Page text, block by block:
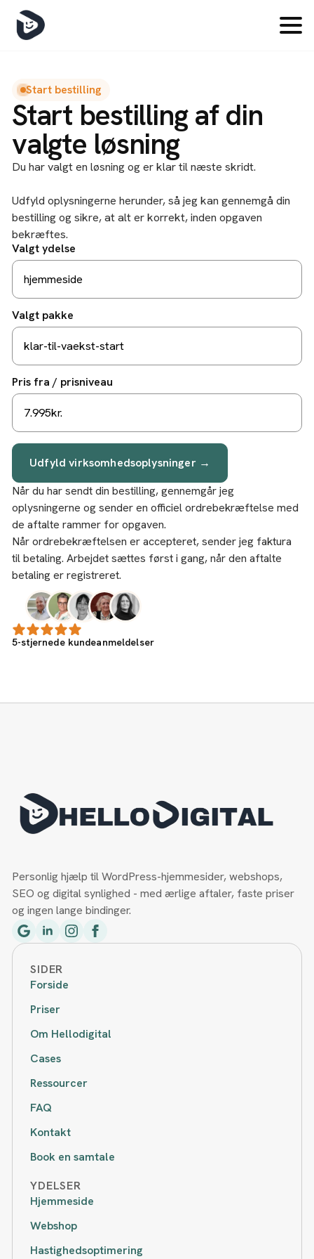
Skip
to
Start bestilling
Start bestilling af din
valgte løsning
Du har valgt en løsning og er klar til næste skridt.
Udfyld oplysningerne herunder, så jeg kan gennemgå din
bestilling og sikre, at alt er korrekt, inden opgaven
bekræftes.
Valgt ydelse
Valgt pakke
Pris fra / prisniveau
Udfyld virksomhedsoplysninger →
Når du har sendt din bestilling, gennemgår jeg
oplysningerne og sender en officiel ordrebekræftelse med
de aftalte rammer for opgaven.
Når ordrebekræftelsen er accepteret, sender jeg faktura
til betaling. Arbejdet sættes først i gang, når den aftalte
betaling er registreret.
5-stjernede kundeanmeldelser
Personlig hjælp til WordPress-hjemmesider, webshops,
SEO og digital synlighed - med ærlige aftaler, faste priser
og ingen lange bindinger.
SIDER
Forside
Priser
Om Hellodigital
Cases
Ressourcer
FAQ
Kontakt
Book en samtale
YDELSER
Hjemmeside
Webshop
Hastighedsoptimering